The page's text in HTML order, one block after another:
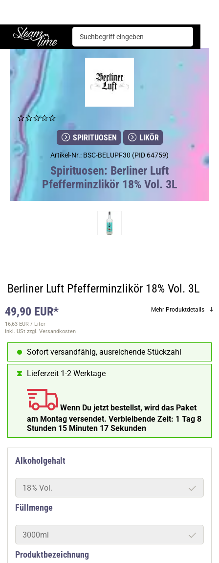
Steam time
Spirituosen Berliner Luft Pfefferminzlikör 18% Vol. 3L
SPIRITUOSEN LIKÖR
Artikel-Nr.: BSC-BELUPF30 (PID 64759)
Spirituosen: Berliner Luft
Pfefferminzlikör 18% Vol. 3L
Berliner Luft Pfefferminzlikör 18% Vol. 3L
49,90 EUR*
16,63 EUR / Liter
inkl. USt zzgl. Versandkosten
Mehr Produktdetails
Sofort versandfähig, ausreichende Stückzahl
Lieferzeit 1-2 Werktage
Wenn Du jetzt bestellst, wird das Paket
am Montag versendet. Verbleibende Zeit: 1 Tag 8
Stunden 15 Minuten 16 Sekunden
Alkoholgehalt
18% Vol.
Füllmenge
3000ml
Produktbezeichnung